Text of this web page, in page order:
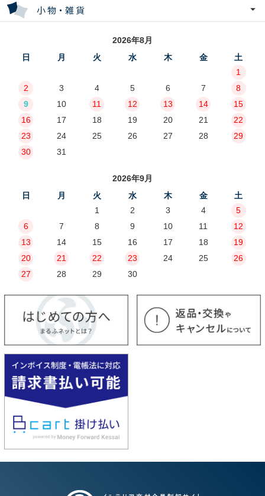
2026年8月
日
月 火 水 木 金
土
1
2
3 4 5 6 7
8
9
10 11 12 13 14
15
16
17 18 19 20 21
22
23
24 25 26 27 28
29
30
31
2026年9月
日
月 火 水 木 金
土
1
2 3 4
5
6
7 8 9 10 11
12
13
14 15 16 17 18
19
20
21 22 23 24 25
26
27
28 29 30